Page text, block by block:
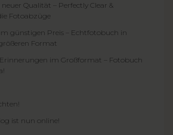
Qualität – Perfectly Clear &
Fotoabzüge
günstigen Preis – Echtfotobuch in
Format
Erinnerungen im Großformat – Fotobuch
ist nun online!